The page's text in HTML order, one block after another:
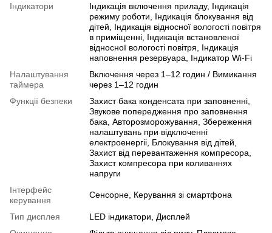
Індикатори
Індикація включення приладу, Індикація
режиму роботи, Індикація блокування від
дітей, Індикація відносної вологості повітря
в приміщенні, Індикація встановленої
відносної вологості повітря, Індикація
наповнення резервуара, Індикатор Wi-Fi
Налаштування
таймера
Включення через 1–12 годин / Вимикання
через 1–12 годин
Функції безпеки
Захист бака конденсата при заповненні,
Звукове попередження про заповнення
бака, Авторозморожування, Збереження
налаштувань при відключенні
електроенергіі, Блокування від дітей,
Захист від перевантаження компресора,
Захист компресора при коливаннях
напруги
Інтерфейс
керування
Сенсорне, Керування зі смартфона
Тип дисплея
LED індикатори, Дисплей